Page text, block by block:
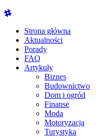
Project SPECIAL
Wyspecjalizowane publikacje
Strona główna
Aktualności
Porady
FAQ
Artykuły
Biznes
Budownictwo
Dom i ogród
Finanse
Moda
Motoryzacja
Turystyka